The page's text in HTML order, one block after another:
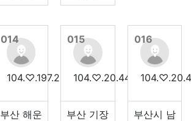
014
104.♡.197.26
부산 해운
015
104.♡.20.44
부산 기장
016
부산시 남